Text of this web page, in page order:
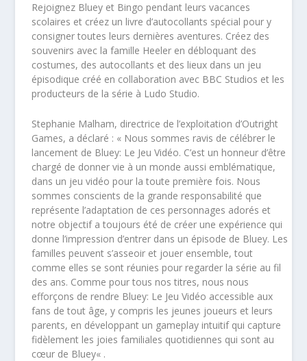
Rejoignez Bluey et Bingo pendant leurs vacances
scolaires et créez un livre d’autocollants spécial pour y
consigner toutes leurs dernières aventures. Créez des
souvenirs avec la famille Heeler en débloquant des
costumes, des autocollants et des lieux dans un jeu
épisodique créé en collaboration avec BBC Studios et les
producteurs de la série à Ludo Studio.
Stephanie Malham, directrice de l’exploitation d’Outright
Games, a déclaré : « Nous sommes ravis de célébrer le
lancement de Bluey: Le Jeu Vidéo. C’est un honneur d’être
chargé de donner vie à un monde aussi emblématique,
dans un jeu vidéo pour la toute première fois. Nous
sommes conscients de la grande responsabilité que
représente l’adaptation de ces personnages adorés et
notre objectif a toujours été de créer une expérience qui
donne l’impression d’entrer dans un épisode de Bluey. Les
familles peuvent s’asseoir et jouer ensemble, tout
comme elles se sont réunies pour regarder la série au fil
des ans. Comme pour tous nos titres, nous nous
efforçons de rendre Bluey: Le Jeu Vidéo accessible aux
fans de tout âge, y compris les jeunes joueurs et leurs
parents, en développant un gameplay intuitif qui capture
fidèlement les joies familiales quotidiennes qui sont au
cœur de Bluey« .